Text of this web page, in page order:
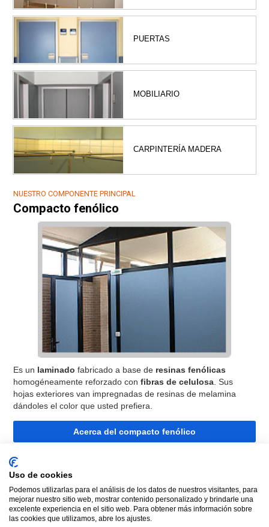
PUERTAS
MOBILIARIO
CARPINTERÍA MADERA
NUESTRO COMPONENTE PRINCIPAL
Compacto fenólico
Es un laminado fabricado a base de resinas fenólicas
homogéneamente reforzado confibras de celulosa. Sus
hojas exteriores van impregnadas de resinas de melamina
dándoles el color que usted prefiera.
Acerca del compacto fenólico
31300 TAFALLA - Navarra
Teléfono948 70 35 47
Fax948 70 17 92
Uso de cookies
Podemos utilizarlas para el análisis de los datos de nuestros visitantes, para
mejorar nuestro sitio web, mostrar contenido personalizado y brindarle una
excelente experiencia en el sitio web. Para obtener más información sobre
las cookies que utilizamos, abre los ajustes.